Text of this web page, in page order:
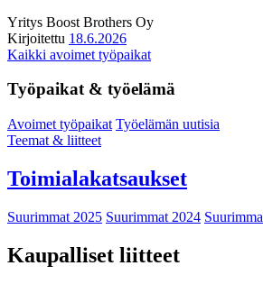
Yritys Boost Brothers Oy
Kirjoitettu 18.6.2026
Kaikki avoimet työpaikat
Työpaikat & työelämä
Avoimet työpaikat Työelämän uutisia
Teemat & liitteet
Toimialakatsaukset
Suurimmat 2025 Suurimmat 2024
Kaupalliset liitteet